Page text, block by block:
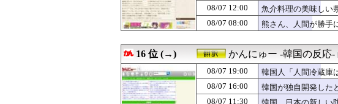
08/07 12:00
魚介料理の美味しい
08/07 08:00
熊さん、人間が勝手
16 位 (→) かんにゅー -韓国の反応-
08/07 19:00
韓国人「人間冷蔵庫
08/07 16:00
韓国が独自開発した
08/07 11:30